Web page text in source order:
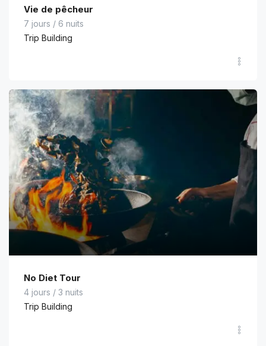
Vie de pêcheur
7 jours / 6 nuits
Trip Building
No Diet Tour
4 jours / 3 nuits
Trip Building